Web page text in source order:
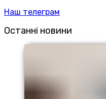
Наш телеграм
Останні новини